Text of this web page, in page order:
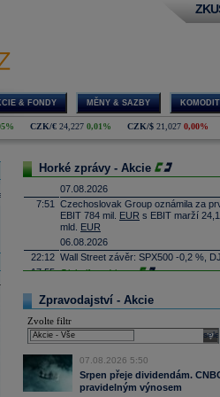
& FONDY MĚNY & SAZBY
CZK/€ 24,227 0,01% CZK/$ 21,027 0,00%
Horké zprávy - Akcie
07.08.2026
7:51
Czechoslovak Group oznámila za
EBIT 784 mil. EUR s EBIT marží
mld. EUR
06.08.2026
22:12 Wall Street závěr: SPX500 -0,2 %,
17:55 Globalfoundries...
17:25 Caterpillar- B......
17:10 Applovin -
16:55
Albemarle - Miz
propadl do ztráty 8,8 milionu
Obrat společnosti se loni
16:41 AMD- Rosenbla......
Zpravodajství - Akcie
Zvolte filtr
07.08.2026 5:50
Srpen přeje dividendám.
pravidelným výnosem